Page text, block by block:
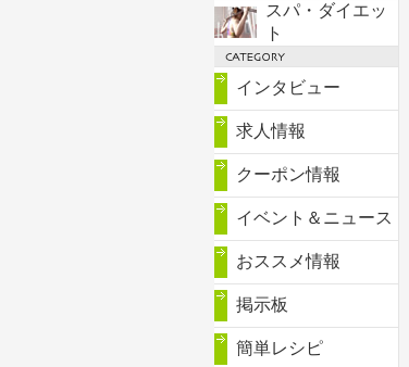
スパ・ダイエッ
ト
インタビュー
求人情報
クーポン情報
イベント＆ニュース
おススメ情報
掲示板
簡単レシピ